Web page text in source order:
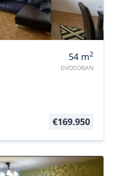
54 m2
DVOSOBAN
€169.950